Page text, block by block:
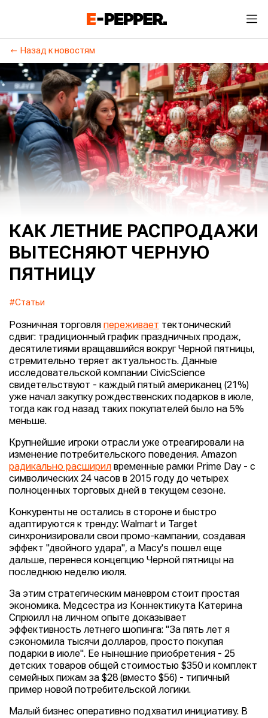
Назад к новостям
КАК ЛЕТНИЕ РАСПРОДАЖИ
ВЫТЕСНЯЮТ ЧЕРНУЮ
ПЯТНИЦУ
#Статьи
Розничная торговля переживает тектонический
сдвиг: традиционный график праздничных продаж,
десятилетиями вращавшийся вокруг Черной пятницы,
стремительно теряет актуальность. Данные
исследовательской компании CivicScience
свидетельствуют - каждый пятый американец (21%)
уже начал закупку рождественских подарков в июле,
тогда как год назад таких покупателей было на 5%
меньше.
Крупнейшие игроки отрасли уже отреагировали на
изменение потребительского поведения. Amazon
радикально расширил временные рамки Prime Day - с
символических 24 часов в 2015 году до четырех
полноценных торговых дней в текущем сезоне.
Конкуренты не остались в стороне и быстро
адаптируются к тренду: Walmart и Target
синхронизировали свои промо-кампании, создавая
эффект "двойного удара", а Macy's пошел еще
дальше, перенеся концепцию Черной пятницы на
последнюю неделю июля.
За этим стратегическим маневром стоит простая
экономика. Медсестра из Коннектикута Катерина
Спрюилл на личном опыте доказывает
эффективность летнего шопинга: "За пять лет я
сэкономила тысячи долларов, просто покупая
подарки в июле". Ее нынешние приобретения - 25
детских товаров общей стоимостью $350 и комплект
семейных пижам за $28 (вместо $56) - типичный
пример новой потребительской логики.
Малый бизнес оперативно подхватил инициативу. В